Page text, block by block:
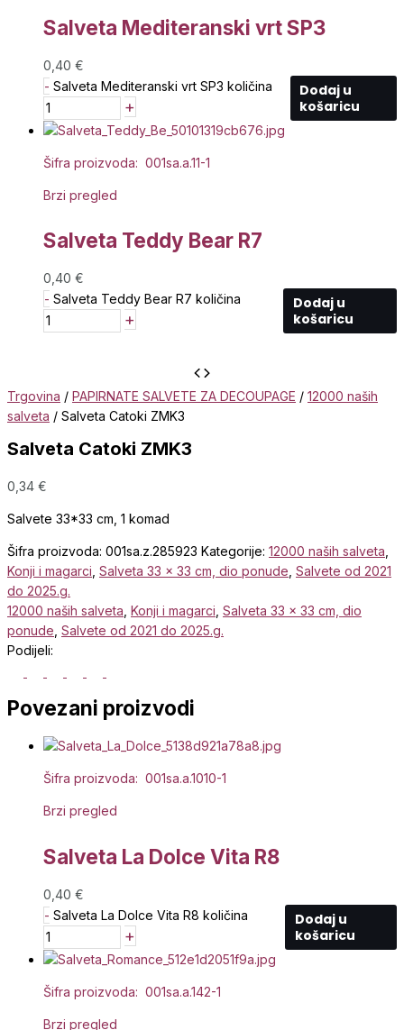
Salveta Mediteranski vrt SP3
0,40 €
- Salveta Mediteranski vrt SP3 količina
+
Dodaj u
košaricu
Šifra proizvoda: 001sa.a.11-1
Brzi pregled
Salveta Teddy Bear R7
0,40 €
- Salveta Teddy Bear R7 količina
+
Dodaj u
košaricu
Trgovina / PAPIRNATE SALVETE ZA DECOUPAGE / 12000 naših
salveta / Salveta Catoki ZMK3
Salveta Catoki ZMK3
0,34 €
Salvete 33*33 cm, 1 komad
Šifra proizvoda: 001sa.z.285923 Kategorije: 12000 naših salveta
Konji i magarci Salveta 33 x 33 cm, dio ponude Salvete od 2021
do 2025.g.
12000 naših salveta Konji i magarci Salveta 33 x 33 cm, dio
ponude Salvete od 2021 do 2025.g.
Podijeli:
Povezani proizvodi
Šifra proizvoda: 001sa.a.1010-1
Brzi pregled
Salveta La Dolce Vita R8
0,40 €
- Salveta La Dolce Vita R8 količina
+
Dodaj u
košaricu
Šifra proizvoda: 001sa.a.142-1
Brzi pregled